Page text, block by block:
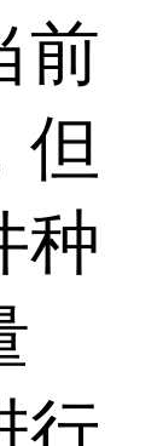
前
但
种